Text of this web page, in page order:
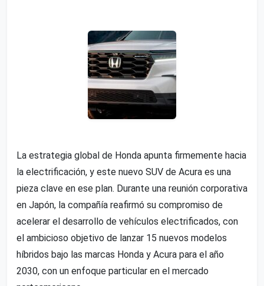
La estrategia global de Honda apunta firmemente hacia
la electrificación, y este nuevo SUV de Acura es una
pieza clave en ese plan. Durante una reunión corporativa
en Japón, la compañía reafirmó su compromiso de
acelerar el desarrollo de vehículos electrificados, con
el ambicioso objetivo de lanzar 15 nuevos modelos
híbridos bajo las marcas Honda y Acura para el año
2030, con un enfoque particular en el mercado